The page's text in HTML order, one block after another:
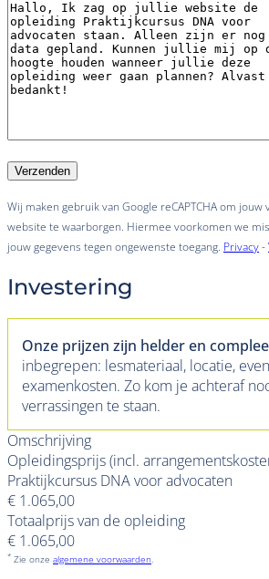
Wij maken gebruik van Google reCAPTCHA om
website te waarborgen. Hiermee voorkomen we
jouw gegevens tegen ongewenste toegang. Privacy-
Investering
Onze prijzen zijn helder en
inbegrepen: lesmateriaal, locatie,
examenkosten. Zo kom je achteraf
verrassingen te staan.
Omschrijving
Opleidingsprijs (incl.
Praktijkcursus DNA voor advocaten
€ 1.065,00
Totaalprijs van de opleiding
€ 1.065,00
* Zie onze algemene voorwaarden.